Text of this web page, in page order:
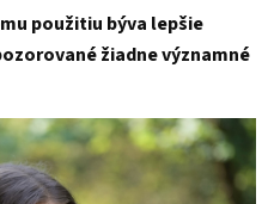
použitiu býva lepšie
žiadne významné